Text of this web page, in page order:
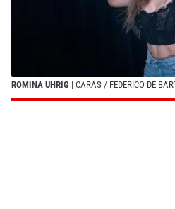
ROMINA UHRIG | CARAS / FEDERICO DE